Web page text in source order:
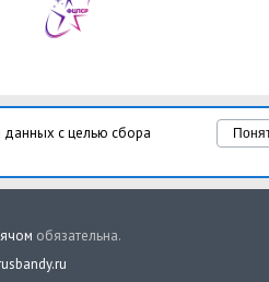
данных с целью сбора
обязательна.